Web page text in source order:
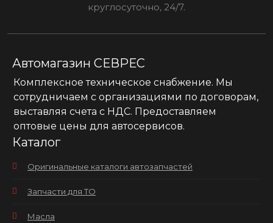
круглосуточно, 24/7.
Автомагазин СЕВРЕС
Комплексное техническое снабжение. Мы
сотрудничаем с организациями по договорам,
выставляя счета с НДС. Предоставляем
оптовые цены для автосервисов.
Каталог
Оригинальные каталоги автозапчастей
Запчасти для ТО
Масла